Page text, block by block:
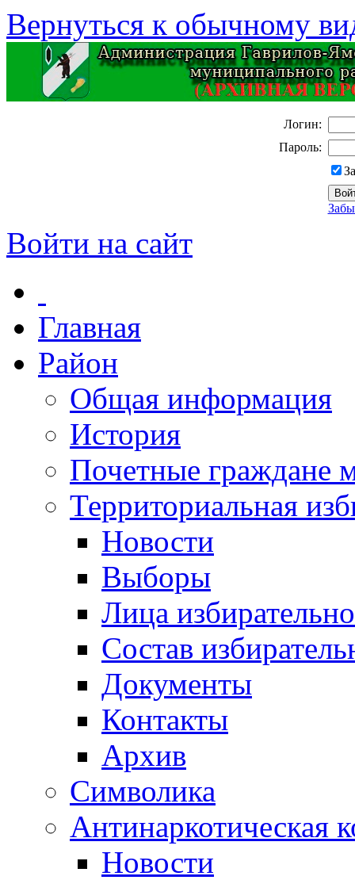
Вернуться к обычному
Логин:
Пароль:
Войти на сайт
Главная
Район
Общая информация
История
Почетные граждане
Территориальная
Новости
Выборы
Лица
Состав
Документы
Контакты
Архив
Символика
Антинаркотическая
Новости